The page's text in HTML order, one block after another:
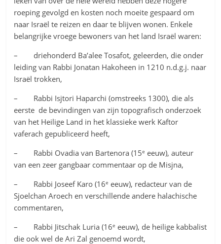
roeping gevolgd en kosten noch moeite gespaard om
naar Israël te reizen en daar te blijven wonen. Enkele
belangrijke vroege bewoners van het land Israël waren:
– driehonderd Ba’alee Tosafot, geleerden, die onder
leiding van Rabbi Jonatan Hakoheen in 1210 n.d.g.j. naar
Israël trokken,
– Rabbi Isjtori Haparchi (omstreeks 1300), die als
eerste de bevindingen van zijn topografisch onderzoek
van het Heilige Land in het klassieke werk Kaftor
vaferach gepubliceerd heeft,
– Rabbi Ovadia van Bartenora (15e eeuw), auteur
van een zeer gangbaar commentaar op de Misjna,
– Rabbi Joseef Karo (16e eeuw), redacteur van de
Sjoelchan Aroech en verschillende andere halachische
commentaren,
– Rabbi Jitschak Luria (16e eeuw), de heilige kabbalist
die ook wel de Ari Zal genoemd wordt,